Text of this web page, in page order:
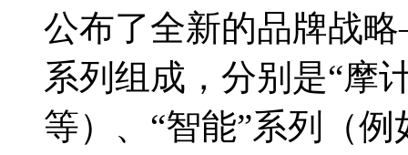
公布了全新的品牌战
系列组成，分别是“摩
等）、“智能”系列（